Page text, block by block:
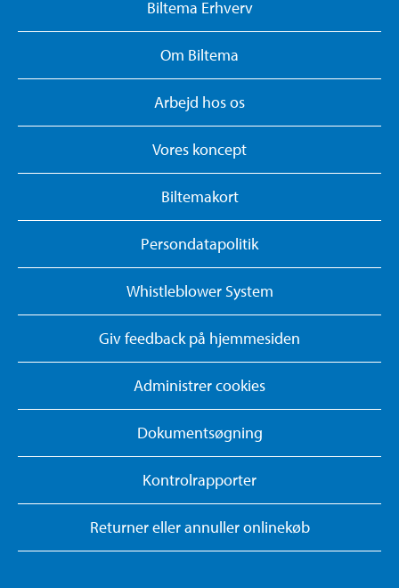
Biltema Erhverv
Om Biltema
Arbejd hos os
Vores koncept
Biltemakort
Persondatapolitik
Whistleblower System
Giv feedback på hjemmesiden
Administrer cookies
Dokumentsøgning
Kontrolrapporter
Returner eller annuller onlinekøb